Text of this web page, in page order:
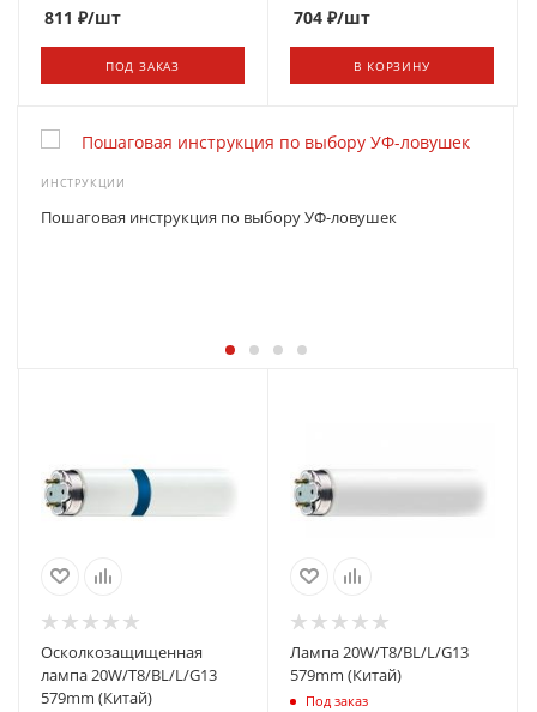
811 ₽/шт
ПОД ЗАКАЗ
704 ₽/шт
В КОРЗИНУ
ИНСТРУКЦИИ
Пошаговая инструкция по выбору УФ-ловушек
Осколкозащищенная
лампа 20W/Т8/BL/L/G13
579mm (Китай)
Лампа 20W/Т8/BL/L/G13
579mm (Китай)
Под заказ